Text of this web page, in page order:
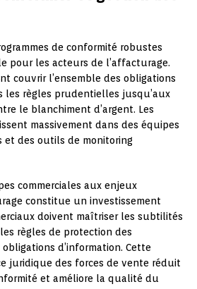
de conformité robustes
pour les acteurs de l’affacturage.
couvrir l’ensemble des obligations
les règles prudentielles jusqu’aux
le blanchiment d’argent. Les
massivement dans des équipes
et des outils de monitoring
commerciales aux enjeux
constitue un investissement
doivent maîtriser les subtilités
règles de protection des
d’information. Cette
juridique des forces de vente réduit
et améliore la qualité du